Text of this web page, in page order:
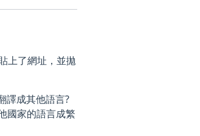
上了網址，並拋
譯成其他語言?
國家的語言成繁